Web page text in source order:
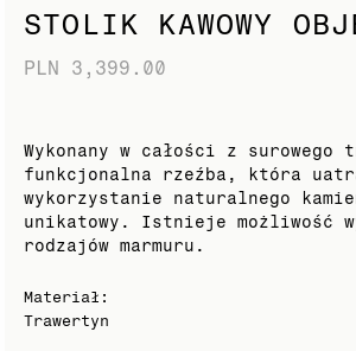
STOLIK KAWOWY
PLN 3,399.00
Wykonany w całości z
funkcjonalna rzeźba, która
wykorzystanie naturalnego
unikatowy. Istnieje możliwość
rodzajów marmuru.
Materiał :
Trawertyn